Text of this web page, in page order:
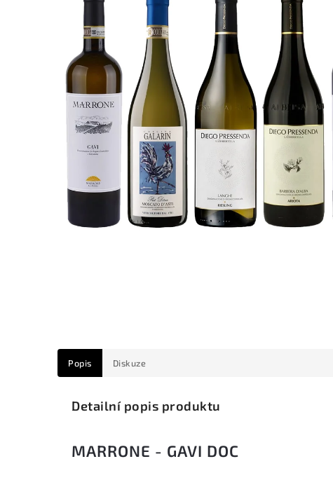
Popis Diskuze
Detailní popis produktu
MARRONE - GAVI DOC